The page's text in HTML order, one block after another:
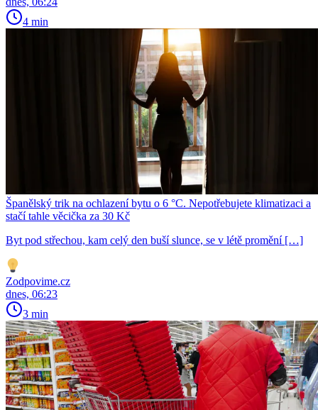
4 min
Španělský trik na ochlazení bytu o 6 °C. Nepotřebujete klimatizaci a
stačí tahle věcička za 30 Kč
Byt pod střechou, kam celý den buší slunce, se v létě promění […]
Zodpovime.cz
dnes, 06:23
3 min